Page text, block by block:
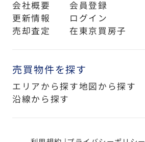
会社概要
更新情報
売却査定
会員登録
ログイン
在東京買房子
売買物件を探す
エリアから探す
沿線から探す
地図から探す